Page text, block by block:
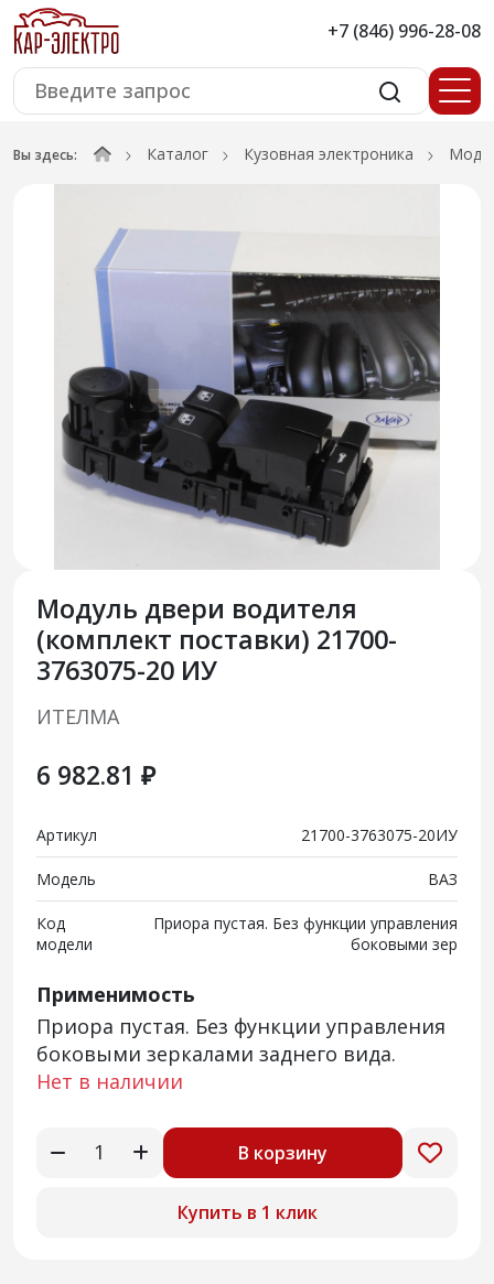
+7 (846) 996-28-08
Вы здесь: Каталог Кузовная электроника
Модуль двери водителя
(комплект поставки) 21700-
3763075-20 ИУ
ИТЕЛМА
6 982.81 ₽
Артикул 21700-3763075-20ИУ
Модель ВАЗ
Код
модели
Приора пустая. Без функции управления
боковыми зер
Применимость
Приора пустая. Без функции управления
боковыми зеркалами заднего вида.
Нет в наличии
В корзину
Купить в 1 клик